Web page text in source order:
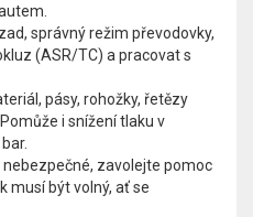
správný režim převodovky,
(ASR/TC) a pracovat s
pásy, rohožky, řetězy
i snížení tlaku v
nebezpečné, zavolejte pomoc
musí být volný, ať se